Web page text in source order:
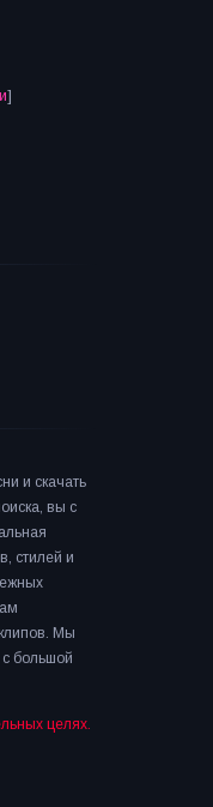
]
и скачать
вы с
стилей и
Мы
с большой
целях.